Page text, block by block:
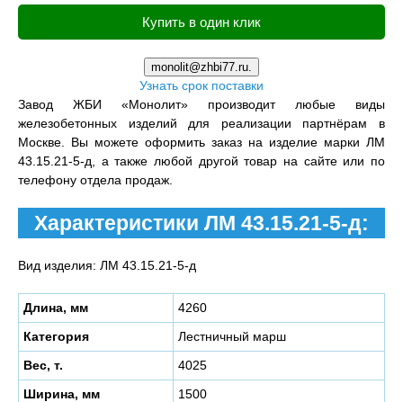
Купить в один клик
monolit@zhbi77.ru.
Узнать срок поставки
Завод ЖБИ «Монолит» производит любые виды
железобетонных изделий для реализации партнёрам в
Москве. Вы можете оформить заказ на изделие марки ЛМ
43.15.21-5-д, а также любой другой товар на сайте или по
телефону отдела продаж.
Характеристики ЛМ 43.15.21-5-д:
Вид изделия: ЛМ 43.15.21-5-д
Длина, мм
4260
Категория
Лестничный марш
Вес, т.
4025
Ширина, мм
1500